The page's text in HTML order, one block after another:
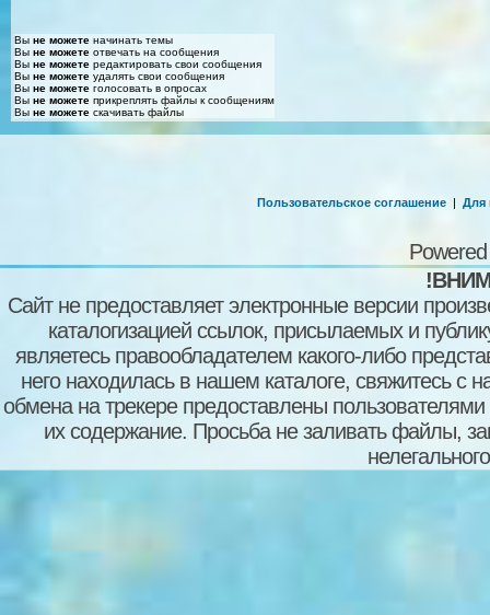
Вы не можете начинать темы
Вы не можете отвечать на сообщения
Вы не можете редактировать свои сообщения
Вы не можете удалять свои сообщения
Вы не можете голосовать в опросах
Вы не можете прикреплять файлы к сообщениям
Вы не можете скачивать файлы
Пользовательское соглашение | Для
Сайт не предоставляет электронные версии
каталогизацией ссылок, присылаемых и
являетесь правообладателем какого-либо
него находилась в нашем каталоге, свяжитесь
обмена на трекере предоставлены пользователями
их содержание. Просьба не заливать файлы,